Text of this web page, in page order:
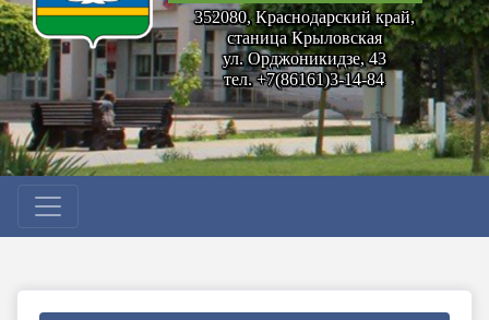
352080, Краснодарский край,
станица Крыловская
ул. Орджоникидзе, 43
тел. +7(86161)3-14-84